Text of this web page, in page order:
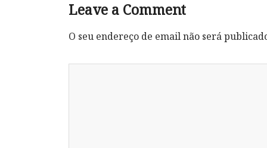
Leave a Comment
O seu endereço de email não será